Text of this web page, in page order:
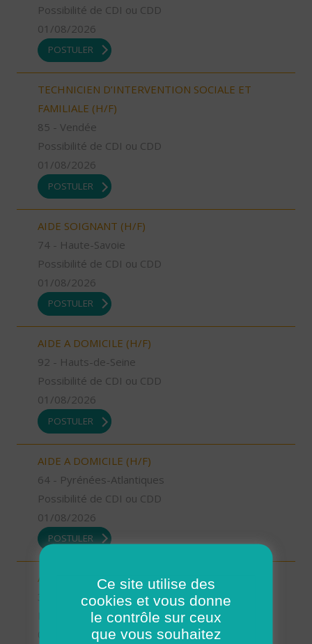
Possibilité de CDI ou CDD
01/08/2026
POSTULER
TECHNICIEN D’INTERVENTION SOCIALE ET
FAMILIALE (H/F)
85 - Vendée
Possibilité de CDI ou CDD
01/08/2026
POSTULER
AIDE SOIGNANT (H/F)
74 - Haute-Savoie
Possibilité de CDI ou CDD
01/08/2026
POSTULER
AIDE A DOMICILE (H/F)
92 - Hauts-de-Seine
Possibilité de CDI ou CDD
01/08/2026
POSTULER
AIDE A DOMICILE (H/F)
64 - Pyrénées-Atlantiques
Possibilité de CDI ou CDD
01/08/2026
POSTULER
AUXILIAIRE DE VIE SOCIALE (H/F)
37 - Indre-et-Loire
Possibilité de CDI ou CDD
01/08/2026
Ce site utilise des
cookies et vous donne
le contrôle sur ceux
que vous souhaitez